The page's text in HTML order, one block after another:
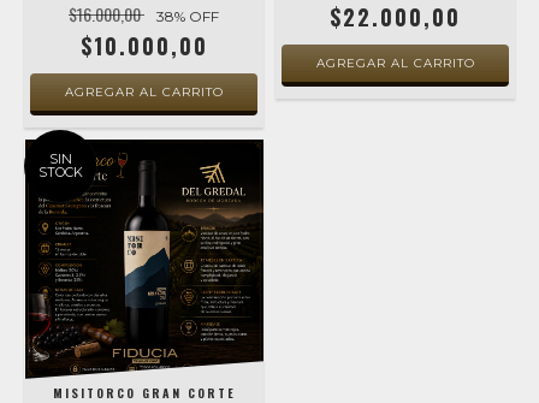
$16.000,00 38% OFF
$10.000,00
$22.000,00
SIN
STOCK
MISITORCO GRAN CORTE